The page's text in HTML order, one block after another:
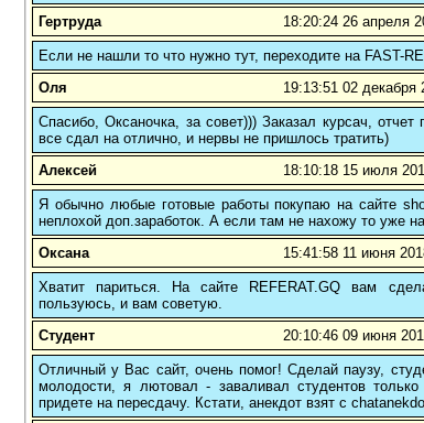
Гертруда
18:20:24 26 апреля
Если не нашли то что нужно тут, переходите на FAST-
Оля
19:13:51 02 декабря
Спасибо, Оксаночка, за совет))) Заказал курсач,
все сдал на отлично, и нервы не пришлось тратить)
Алексей
18:10:18 15 июля
Я обычно любые готовые работы покупаю на сайте
неплохой доп.заработок. А если там не нахожу то уже
Оксана
15:41:58 11 июня
Хватит париться. На сайте REFERAT.GQ вам
пользуюсь, и вам советую.
Студент
20:10:46 09 июня
Отличный у Вас сайт, очень помог! Сделай паузу,
молодости, я лютовал - заваливал студентов
придете на пересдачу. Кстати, анекдот взят с